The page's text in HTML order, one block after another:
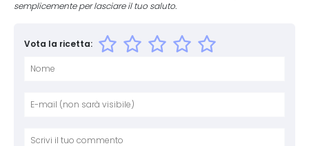
semplicemente per lasciare il tuo saluto.
Vota la ricetta: